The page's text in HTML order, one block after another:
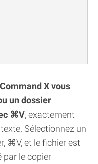
Command X vous
un dossier
⌘V, exactement
Sélectionnez un
⌘V, et le fichier est
par le copier